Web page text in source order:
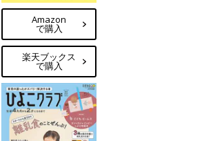
Amazon
で購入
楽天ブックス
で購入